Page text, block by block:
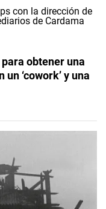
obtener una
‘cowork’ y una